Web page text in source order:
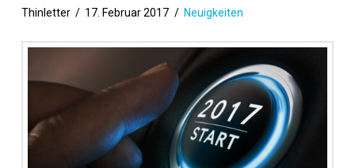
Thinletter 17. Februar 2017 Neuigkeiten